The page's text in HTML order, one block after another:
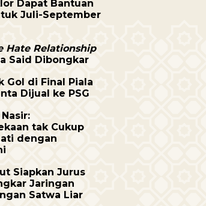
Dapat Bantuan
Juli-September
Hate Relationship
Said Dibongkar
Gol di Final Piala
Dijual ke PSG
tak Cukup
dengan
Siapkan Jurus
Jaringan
Satwa Liar